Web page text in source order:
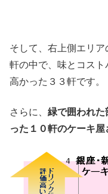
そして、右上側エリ
軒の中で、味とコス
高かった３３軒です。
さらに、 緑で囲われた
った１０軒のケーキ屋